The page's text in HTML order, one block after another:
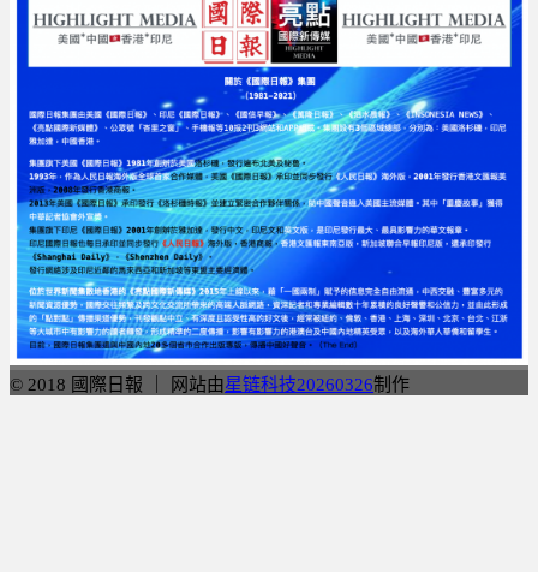
© 2018 國際日報 ｜ 网站由星链科技20260326制作